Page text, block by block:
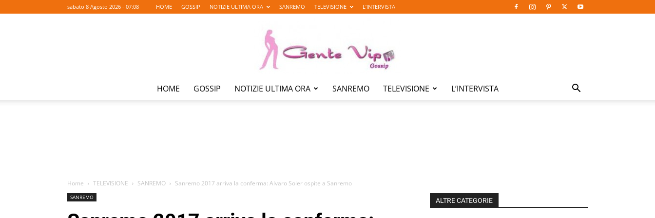
sabato 8 Agosto 2026 - 07:08 HOME GOSSIP NOTIZIE ULTIMA ORA SANREMO TELEVISIONE L’INTERVISTA
HOME GOSSIP NOTIZIE ULTIMA ORA SANREMO TELEVISIONE L’INTERVISTA
Home TELEVISIONE SANREMO Sanremo 2017 arriva la conferma: Alvaro Soler ospite a Sanremo
SANREMO ALTRE CATEGORIE